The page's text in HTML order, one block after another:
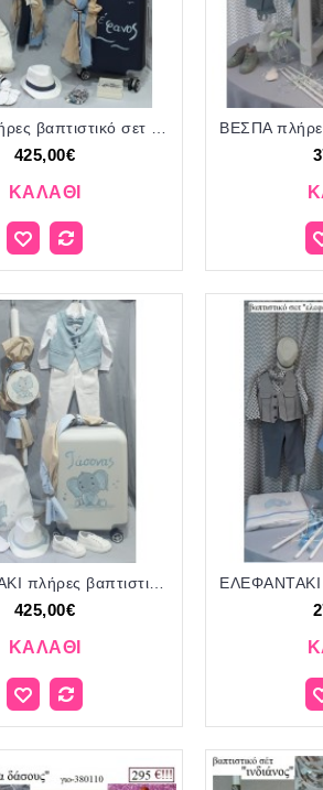
ΒΑΡΚΑ πλήρες βαπτιστικό σετ ΜΕ ΒΑΛΙΤΣΑ ΤΡΟΛΕΥ ΤΖΑ-24931 425.00€!!!
425,00€
ΚΑΛΆΘΙ
ΕΛΕΦΑΝΤΑΚΙ πλήρες βαπτιστικό σετ ΜΕ ΒΑΛΙΤΣΑ ΤΡΟΛΕΥ ΤΖΑ-24934 425.00€!!!
425,00€
ΚΑΛΆΘΙ